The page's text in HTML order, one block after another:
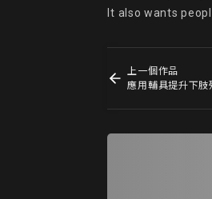
It also wants
上一個作品